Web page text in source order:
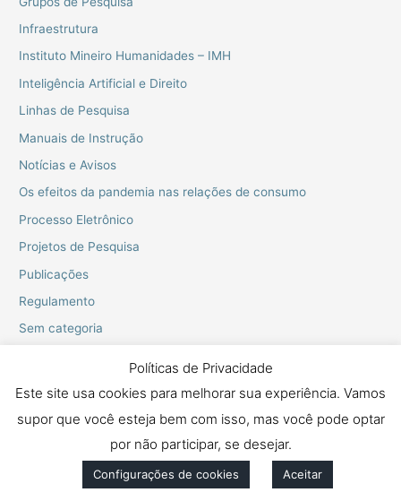
Infraestrutura
Instituto Mineiro Humanidades – IMH
Inteligência Artificial e Direito
Linhas de Pesquisa
Manuais de Instrução
Notícias e Avisos
Os efeitos da pandemia nas relações de consumo
Processo Eletrônico
Projetos de Pesquisa
Publicações
Regulamento
Sem categoria
Copyright © 2026 Mestrado e Doutorado em Proteção dos Direitos
Fundamentais
Política de Privacidade
Políticas de Privacidade
Este site usa cookies para melhorar sua experiência. Vamos
supor que você esteja bem com isso, mas você pode optar
por não participar, se desejar.
Configurações de cookies Aceitar